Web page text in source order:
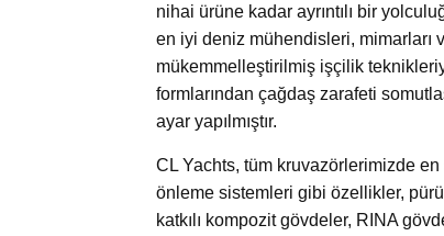
nihai ürüne kadar ayrıntılı bir
en iyi deniz mühendisleri, mimarları
mükemmelleştirilmiş işçilik
formlarından çağdaş zarafeti
ayar yapılmıştır.
CL Yachts, tüm kruvazörlerimizde
önleme sistemleri gibi özellikler,
katkılı kompozit gövdeler, RINA